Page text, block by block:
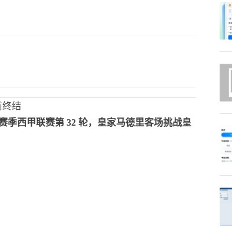
结
季西甲联赛第 32 轮，皇家马德里客场挑战皇